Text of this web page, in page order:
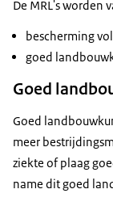
De MRL's worden
bescherming
goed
Goed
Goed
meer
ziekte of plaag
name dit goed